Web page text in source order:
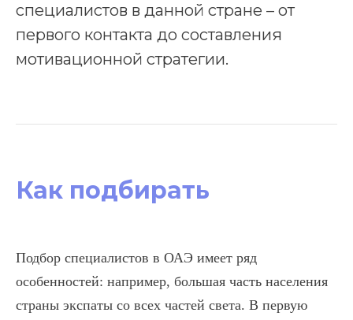
специалистов в данной стране – от
первого контакта до составления
мотивационной стратегии.
Как подбирать
Подбор специалистов в ОАЭ имеет ряд
особенностей: например, большая часть населения
страны экспаты со всех частей света. В первую